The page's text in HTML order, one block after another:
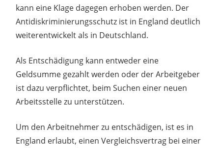
kann eine Klage dagegen erhoben werden. Der
Antidiskriminierungsschutz ist in England deutlich
weiterentwickelt als in Deutschland.
Als Entschädigung kann entweder eine
Geldsumme gezahlt werden oder der Arbeitgeber
ist dazu verpflichtet, beim Suchen einer neuen
Arbeitsstelle zu unterstützen.
Um den Arbeitnehmer zu entschädigen, ist es in
England erlaubt, einen Vergleichsvertrag bei einer